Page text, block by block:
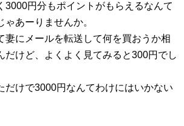
3000円分もポイントがもらえるなんて
ゃあーりませんか。
妻にメールを転送して何を買おうか相
だけど、よくよく見てみると300円でし
だけで3000円なんてわけにはいかない